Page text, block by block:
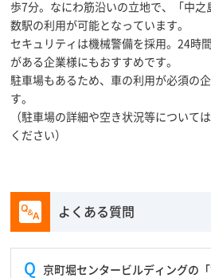
歩7分。なにわ筋沿いの立地で、「中
数駅の利用が可能となっています。
セキュリティは機械警備を採用。24時
がある企業様にもおすすめです。
駐車場もあるため、車の利用が必須の
す。
（駐車場の詳細や空き状況等について
ください）
よくある質問
京町堀センタービルディングの